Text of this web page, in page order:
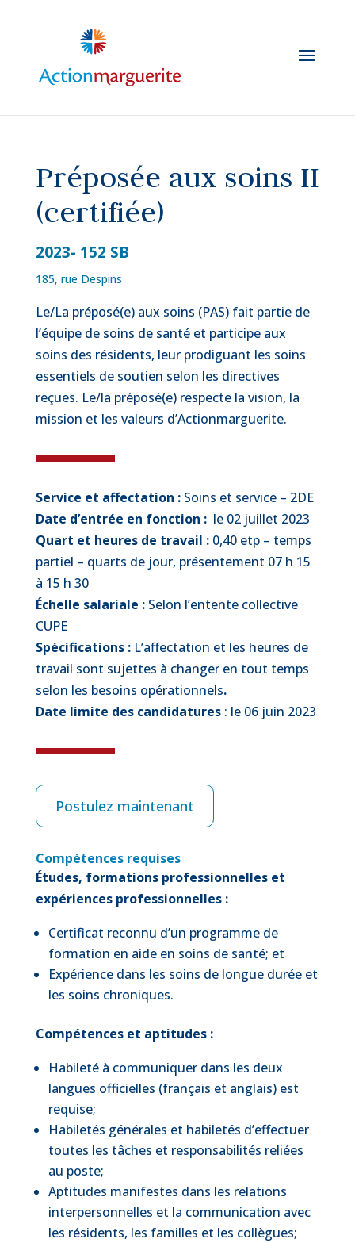
Préposée aux soins II
(certifiée)
2023- 152 SB
185, rue Despins
Le/La préposé(e) aux soins (PAS) fait partie de
l’équipe de soins de santé et participe aux
soins des résidents, leur prodiguant les soins
essentiels de soutien selon les directives
reçues. Le/la préposé(e) respecte la vision, la
mission et les valeurs d’Actionmarguerite.
Service et affectation :Soins et service – 2DE
Date d’entrée en fonction : le 02 juillet 2023
Quart et heures de travail : 0,40 etp – temps
partiel – quarts de jour, présentement 07 h 15
à 15 h 30
Échelle salariale :Selon l’entente collective
CUPE
Spécifications : L’affectation et les heures de
travail sont sujettes à changer en tout temps
selon les besoins opérationnels.
Date limite des candidatures : le 06 juin 2023
Postulez maintenant
Compétences requises
Études, formations professionnelles et
expériences professionnelles :
Certificat reconnu d’un programme de
formation en aide en soins de santé; et
Expérience dans les soins de longue durée et
les soins chroniques.
Compétences et aptitudes :
Habileté à communiquer dans les deux
langues officielles (français et anglais) est
requise;
Habiletés générales et habiletés d’effectuer
toutes les tâches et responsabilités reliées
au poste;
Aptitudes manifestes dans les relations
interpersonnelles et la communication avec
les résidents, les familles et les collègues;